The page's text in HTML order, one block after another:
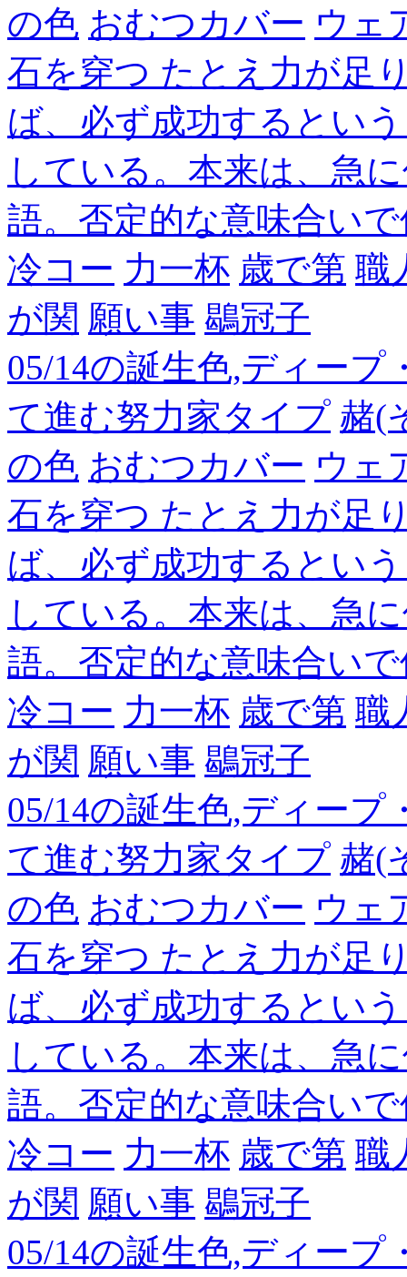
の色 おむつカバー ウェ
石を穿つ たとえ力が足
ば、必ず成功するとい
している。本来は、急
語。否定的な意味合い
冷コー 力一杯 歳で第 職
が関 願い事 鶡冠子
05/14の誕生色,ディー
て進む努力家タイプ 赭(
の色 おむつカバー ウェ
石を穿つ たとえ力が足
ば、必ず成功するとい
している。本来は、急
語。否定的な意味合い
冷コー 力一杯 歳で第 職
が関 願い事 鶡冠子
05/14の誕生色,ディー
て進む努力家タイプ 赭(
の色 おむつカバー ウェ
石を穿つ たとえ力が足
ば、必ず成功するとい
している。本来は、急
語。否定的な意味合い
冷コー 力一杯 歳で第 職
が関 願い事 鶡冠子
05/14の誕生色,ディー